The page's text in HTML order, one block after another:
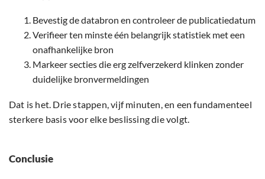
Bevestig de databron en controleer de publicatiedatum
Verifieer ten minste één belangrijk statistiek met een
onafhankelijke bron
Markeer secties die erg zelfverzekerd klinken zonder
duidelijke bronvermeldingen
Dat is het. Drie stappen, vijf minuten, en een fundamenteel
sterkere basis voor elke beslissing die volgt.
Conclusie